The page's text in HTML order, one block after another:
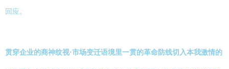
回应。
贯穿企业的商神纹视·市场变迁语境里一贯的革命防线切入本我激情的